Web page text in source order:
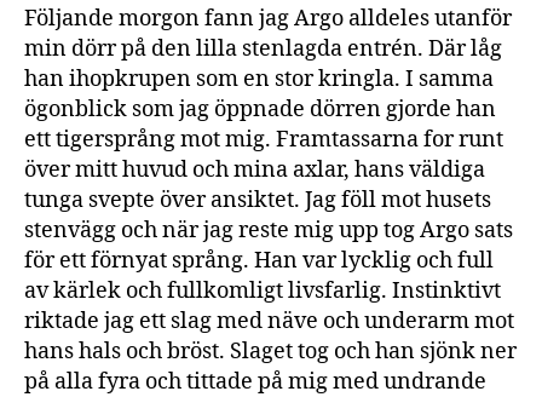
Följande morgon fann jag Argo alldeles utanför
min dörr på den lilla stenlagda entrén. Där låg
han ihopkrupen som en stor kringla. I samma
ögonblick som jag öppnade dörren gjorde han
ett tigersprång mot mig. Framtassarna for runt
över mitt huvud och mina axlar, hans väldiga
tunga svepte över ansiktet. Jag föll mot husets
stenvägg och när jag reste mig upp tog Argo sats
för ett förnyat språng. Han var lycklig och full
av kärlek och fullkomligt livsfarlig. Instinktivt
riktade jag ett slag med näve och underarm mot
hans hals och bröst. Slaget tog och han sjönk ner
på alla fyra och tittade på mig med undrande